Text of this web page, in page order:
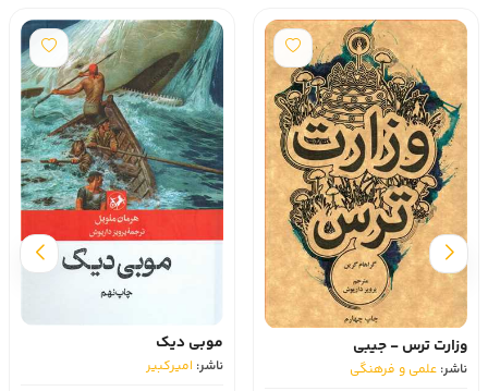
وزارت ترس - جیبی
ناشر: علمی و فرهنگی
موبی دیک
ناشر: امیرکبیر